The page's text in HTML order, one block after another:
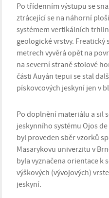
Po třídenním výstupu se
ztrácející se na náhorní
systémem vertikálních
geologické vrstvy.
metrech vyvěrá opět na
na severní straně stolové
části Auyán tepui se stal
pískovcových jeskyní jen v
Po doplnění materiálu a sil
jeskynního systému Ojos
byl proveden sběr vzorků
Masarykovu univerzitu v
byla vyznačena orientace k
výškových (vývojových)
jeskyní.